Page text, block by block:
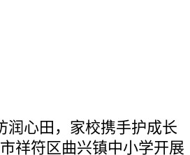
润心田，家校携手护成长
祥符区曲兴镇中小学开展